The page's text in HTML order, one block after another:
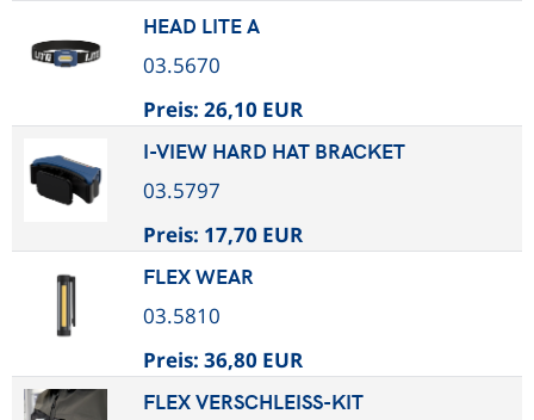
HEAD LITE A
03.5670
Preis: 26,10 EUR
I-VIEW HARD HAT BRACKET
03.5797
Preis: 17,70 EUR
FLEX WEAR
03.5810
Preis: 36,80 EUR
FLEX VERSCHLEISS-KIT